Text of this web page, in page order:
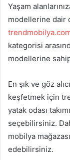
Yaşam
modellerine dair
kategorisi
modellerine
En şık ve göz
keşfetmek için
yatak odası
seçebilirsiniz.
mobilya
edebilirsiniz.